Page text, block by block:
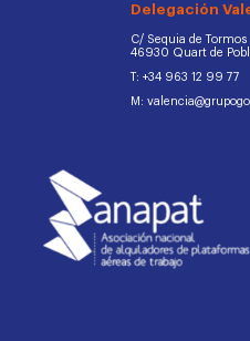
Delegación
C/ Sequia de Tormos
46930 Quart de
T: +34 963 12 99 77
M: